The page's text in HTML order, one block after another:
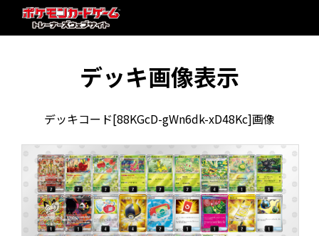
デッキ画像表示
デッキコード[88KGcD-gWn6dk-xD48Kc]画像